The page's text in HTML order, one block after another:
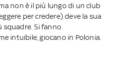
non è il più lungo di un club
per credere) deve la sua
squadre. Si fanno
intuibile, giocano in Polonia.